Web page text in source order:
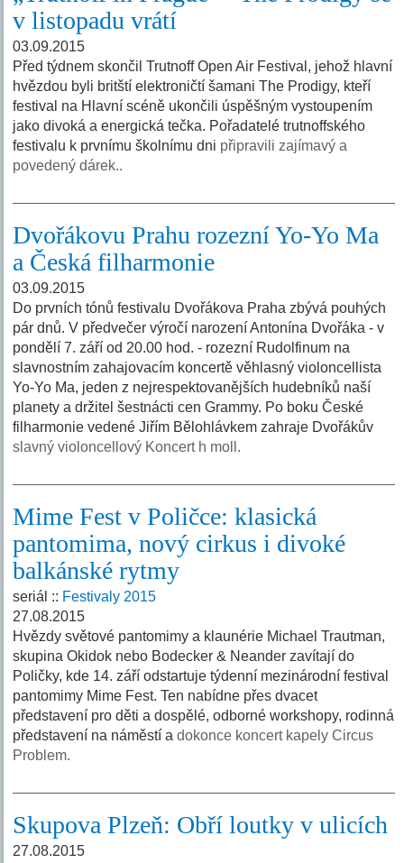
v listopadu vrátí
03.09.2015
Před týdnem skončil Trutnoff Open Air Festival, jehož hlavní
hvězdou byli britští elektroničtí šamani The Prodigy, kteří
festival na Hlavní scéně ukončili úspěšným vystoupením
jako divoká a energická tečka. Pořadatelé trutnoffského
festivalu k prvnímu školnímu dni připravili zajímavý a
povedený dárek..
Dvořákovu Prahu rozezní Yo-Yo Ma
a Česká filharmonie
03.09.2015
Do prvních tónů festivalu Dvořákova Praha zbývá pouhých
pár dnů. V předvečer výročí narození Antonína Dvořáka - v
pondělí 7. září od 20.00 hod. - rozezní Rudolfinum na
slavnostním zahajovacím koncertě věhlasný violoncellista
Yo-Yo Ma, jeden z nejrespektovanějších hudebníků naší
planety a držitel šestnácti cen Grammy. Po boku České
filharmonie vedené Jiřím Bělohlávkem zahraje Dvořákův
slavný violoncellový Koncert h moll.
Mime Fest v Poličce: klasická
pantomima, nový cirkus i divoké
balkánské rytmy
seriál :: Festivaly 2015
27.08.2015
Hvězdy světové pantomimy a klaunérie Michael Trautman,
skupina Okidok nebo Bodecker & Neander zavítají do
Poličky, kde 14. září odstartuje týdenní mezinárodní festival
pantomimy Mime Fest. Ten nabídne přes dvacet
představení pro děti a dospělé, odborné workshopy, rodinná
představení na náměstí adokonce koncert kapely Circus
Problem.
Skupova Plzeň: Obří loutky v ulicích
27.08.2015